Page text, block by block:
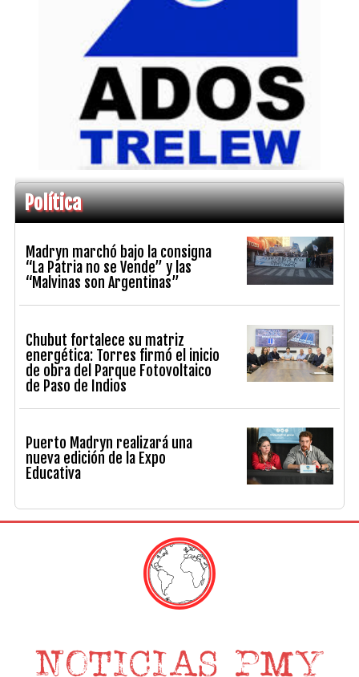
Política
Madryn marchó bajo la consigna
“La Patria no se Vende” y las
“Malvinas son Argentinas”
Chubut fortalece su matriz
energética: Torres firmó el inicio
de obra del Parque Fotovoltaico
de Paso de Indios
Puerto Madryn realizará una
nueva edición de la Expo
Educativa